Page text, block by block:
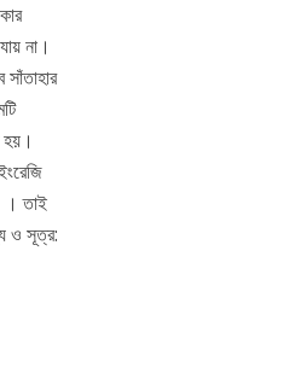
না।
হয়।
। তাই
ও সূত্র: